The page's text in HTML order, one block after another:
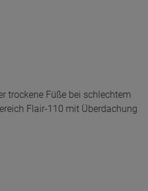
trockene Füße bei schlechtem
Flair-110 mit Überdachung